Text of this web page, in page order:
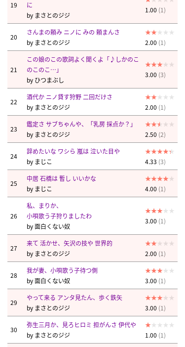
19
に
by まさとのジジ
1.00 (1)
20
さんまの頼み ニノに みの 頼まんさ
by まさとのジジ 2.00 (1)
21
この娘のこの歌詞よく聞くよ「♪しかのこ
のこのこ…」
by ひつまぶし
3.00 (3)
22
酒代か ニノ貸す狩野 二回だけさ
by まさとのジジ 2.00 (1)
23
鑑定さ サブちゃんや、「乳房 採点か？」
by まさとのジジ 2.50 (2)
24
辞めたいな ワシら 嵐は 泣いた目や
by まじこ 4.33 (3)
25
中居 石橋は 暫し いいかな
by まじこ 4.00 (1)
26
私、まりか、
小唄歌う子狩りましたわ
by面白くない奴
3.00 (1)
27
来て 活かせ、矢沢の技や 世界的
by まさとのジジ 2.00 (1)
28
我が妻、小唄歌う子待つ側
by面白くない奴 3.00 (1)
29
やって来る アンタ見たん、歩く鉄矢
by まさとのジジ 3.00 (1)
30
弥生三月か、見ろヒロミ 担がんさ 伊代や
by まさとのジジ 1.00 (1)